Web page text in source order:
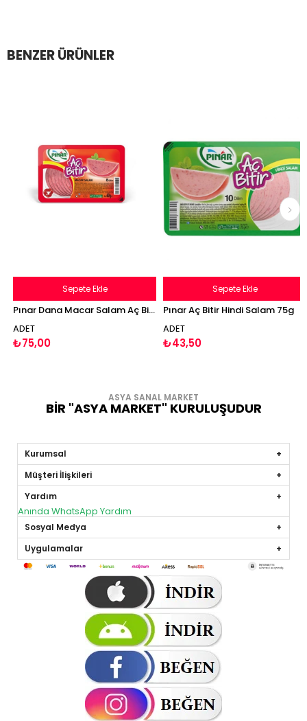
BENZER ÜRÜNLER
Pınar Dana Macar Salam Aç Bitir 60 gr 8 Dilim
ADET
₺75,00
Sepete Ekle
Pınar Aç Bitir Hindi Salam 75g
ADET
₺43,50
Sepete Ekle
ASYA SANAL MARKET
BİR "ASYA MARKET" KURULUŞUDUR
Kurumsal
Müşteri İlişkileri
Yardım
Anında WhatsApp Yardım
Sosyal Medya
Uygulamalar